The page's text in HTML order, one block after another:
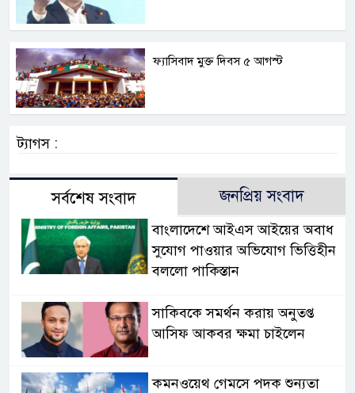
ফ্যাসিবাদ মুক্ত দিবস ৫ আগস্ট
ট্যাগস :
সর্বশেষ সংবাদ জনপ্রিয় সংবাদ
বাংলাদেশে আইএস আইয়ের অবাধ
সুযোগ পাওয়ার অভিযোগ ভিত্তিহীন
বললো পাকিস্তান
সাকিবকে সমর্থন করায় অনুতপ্ত
আসিফ আকবর ক্ষমা চাইলেন
কমনওয়েথ গেমসে পদক শুন্যতা